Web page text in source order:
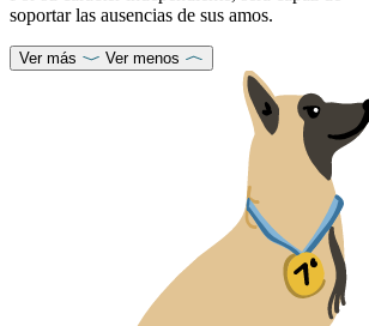
soportar las ausencias de sus amos.
Ver más Ver menos